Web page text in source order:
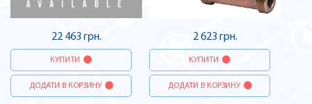
22 463 грн.
КУПИТИ
ДОДАТИ В КОРЗИНУ
2 623 грн.
КУПИТИ
ДОДАТИ В КОРЗИНУ